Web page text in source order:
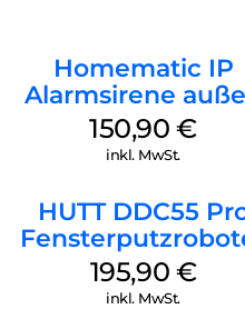
Homematic IP
Alarmsirene
Weiß
150,90€
inkl. MwSt.
HUTT DDC55
Weiß
195,90 €
inkl. MwSt.